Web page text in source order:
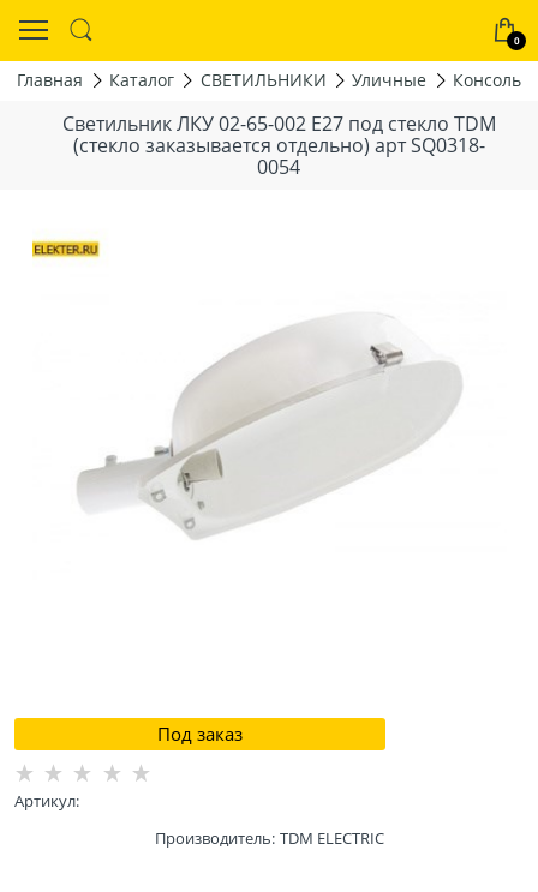
0
Главная Каталог СВЕТИЛЬНИКИ Уличные
Светильник ЛКУ 02-65-002 Е27 под стекло TDM
(стекло заказывается отдельно) арт SQ0318-
0054
Под заказ
Артикул:
Производитель: TDM ELECTRIC